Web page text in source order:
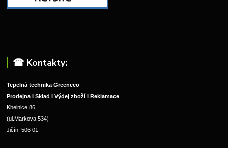
☎︎ Kontakty:
Tepelná technika Greeneco
Prodejna I Sklad I Výdej zboží I Reklamace
Kbelnice 86
(ul.Markova 534)
Jičín, 506 01